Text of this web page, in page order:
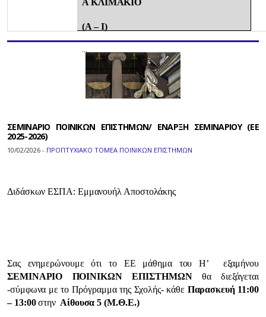
Α ΚΛΙΜΑΚΙΟ
(Α – Ι)
…
ΣΕΜΙΝΑΡΙΟ ΠΟΙΝΙΚΩΝ ΕΠΙΣΤΗΜΩΝ/ ΕΝΑΡΞΗ ΣΕΜΙΝΑΡΙΟΥ (ΕΕ
2025-2026)
10/02/2026 - ΠΡΟΠΤΥΧΙΑΚΟ ΤΟΜΕΑ ΠΟΙΝΙΚΩΝ ΕΠΙΣΤΗΜΩΝ
Διδάσκων ΕΣΠΑ: Εμμανουήλ Αποστολάκης
Σας ενημερώνουμε ότι το ΕΕ μάθημα του Η’ εξαμήνου
ΣΕΜΙΝΑΡΙΟ ΠΟΙΝΙΚΩΝ ΕΠΙΣΤΗΜΩΝ θα διεξάγεται
-σύμφωνα με το Πρόγραμμα της Σχολής- κάθε Παρασκευή 11:00
– 13:00στην Αίθουσα 5 (Μ.Θ.Ε.)